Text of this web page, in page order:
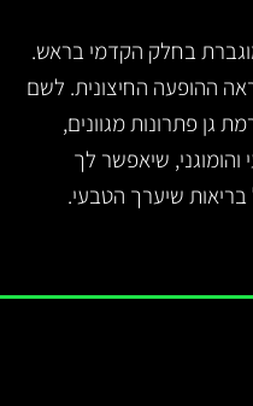
בחלק הקדמי בראש.
ההופעה החיצונית. לשם
גן פתרונות מגוונים,
שיאפשר לך
שיערך הטבעי.